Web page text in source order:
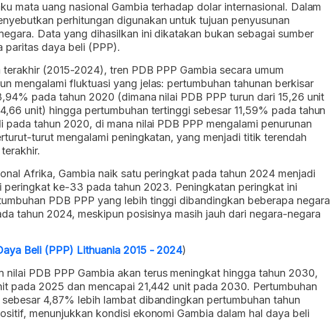
mata uang nasional Gambia terhadap dolar internasional. Dalam
perhitungan digunakan untuk tujuan penyusunan
Data yang dihasilkan ini dikatakan bukan sebagai sumber
paritas daya beli (PPP).
terakhir (2015-2024), tren PDB PPP Gambia secara umum
mengalami fluktuasi yang jelas: pertumbuhan tahunan berkisar
pada tahun 2020 (dimana nilai PDB PPP turun dari 15,26 unit
unit) hingga pertumbuhan tertinggi sebesar 11,59% pada tahun
pada tahun 2020, di mana nilai PDB PPP mengalami penurunan
turut mengalami peningkatan, yang menjadi titik terendah
Afrika, Gambia naik satu peringkat pada tahun 2024 menjadi
ke-33 pada tahun 2023. Peningkatan peringkat ini
PDB PPP yang lebih tinggi dibandingkan beberapa negara
tahun 2024, meskipun posisinya masih jauh dari negara-negara
Beli (PPP) Lithuania 2015 - 2024)
nilai PDB PPP Gambia akan terus meningkat hingga tahun 2030,
pada 2025 dan mencapai 21,442 unit pada 2030. Pertumbuhan
4,87% lebih lambat dibandingkan pertumbuhan tahun
menunjukkan kondisi ekonomi Gambia dalam hal daya beli